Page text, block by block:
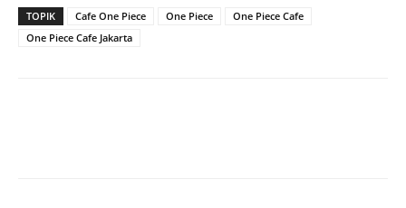
TOPIK Cafe One Piece One Piece
One Piece Cafe
One Piece Cafe Jakarta